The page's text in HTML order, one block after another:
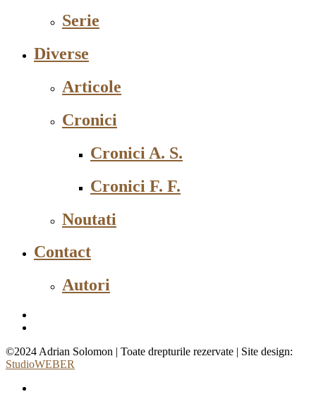
Serie
Diverse
Articole
Cronici
Cronici A. S.
Cronici F. F.
Noutati
Contact
Autori
©2024 Adrian Solomon | Toate drepturile rezervate | Site design:
StudioWEBER